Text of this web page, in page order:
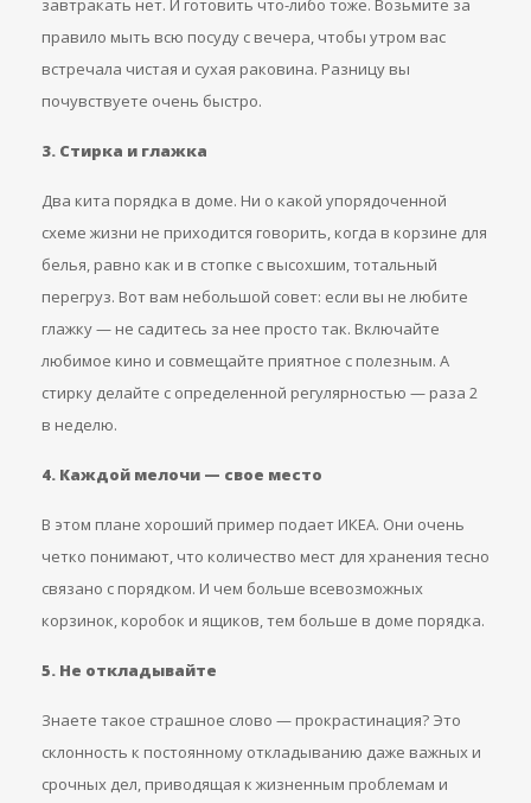
завтракать нет. И готовить что-либо тоже. Возьмите за
правило мыть всю посуду с вечера, чтобы утром вас
встречала чистая и сухая раковина. Разницу вы
почувствуете очень быстро.
3. Стирка и глажка
Два кита порядка в доме. Ни о какой упорядоченной
схеме жизни не приходится говорить, когда в корзине для
белья, равно как и в стопке с высохшим, тотальный
перегруз. Вот вам небольшой совет: если вы не любите
глажку — не садитесь за нее просто так. Включайте
любимое кино и совмещайте приятное с полезным. А
стирку делайте с определенной регулярностью — раза 2
в неделю.
4. Каждой мелочи — свое место
В этом плане хороший пример подает ИКЕА. Они очень
четко понимают, что количество мест для хранения тесно
связано с порядком. И чем больше всевозможных
корзинок, коробок и ящиков, тем больше в доме порядка.
5. Не откладывайте
Знаете такое страшное слово — прокрастинация? Это
склонность к постоянному откладыванию даже важных и
срочных дел, приводящая к жизненным проблемам и